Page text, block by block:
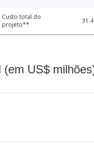
Custo total do
projeto**
US$